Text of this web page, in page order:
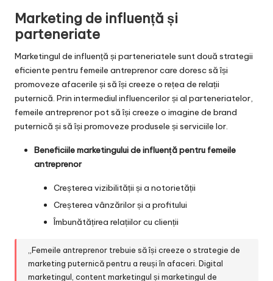
Marketing de influență și
parteneriate
Marketingul de influență și parteneriatele sunt două strategii
eficiente pentru femeile antreprenor care doresc să își
promoveze afacerile și să își creeze o rețea de relații
puternică. Prin intermediul influencerilor și al parteneriatelor,
femeile antreprenor pot să își creeze o imagine de brand
puternică și să își promoveze produsele și serviciile lor.
Beneficiile marketingului de influență pentru femeile
antreprenor
Creșterea vizibilității și a notorietății
Creșterea vânzărilor și a profitului
Îmbunătățirea relațiilor cu clienții
„Femeile antreprenor trebuie să își creeze o strategie de
marketing puternică pentru a reuși în afaceri. Digital
marketingul, content marketingul și marketingul de